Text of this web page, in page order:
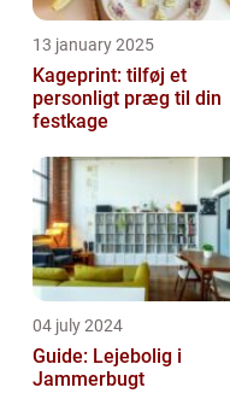
13 january 2025
Kageprint: tilføj et
personligt præg til din
festkage
04 july 2024
Guide: Lejebolig i
Jammerbugt